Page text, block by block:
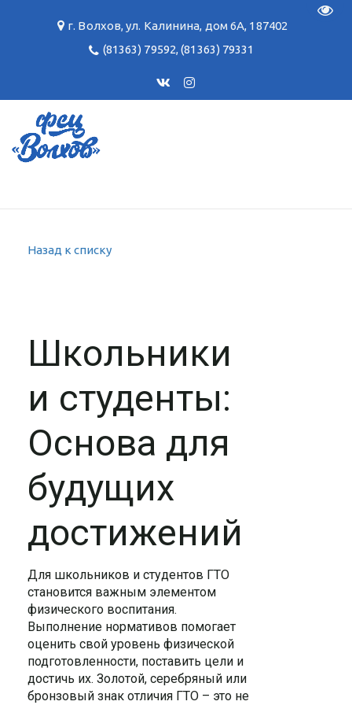
г. Волхов,ул. Калинина, дом 6А, 187402
(81363) 79592,(81363) 79331
Назад к списку
Школьники
и студенты:
Основа для
будущих
достижений
Для школьников и студентов ГТО
становится важным элементом
физического воспитания.
Выполнение нормативов помогает
оценить свой уровень физической
подготовленности, поставить цели и
достичь их. Золотой, серебряный или
бронзовый знак отличия ГТО – это не